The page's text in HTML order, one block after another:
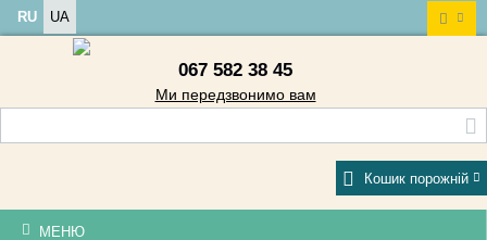
RU UA
067 582 38 45
Ми передзвонимо вам
Кошик порожній
МЕНЮ